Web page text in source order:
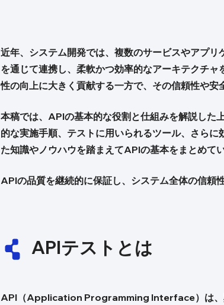
近年、システム開発では、複数のサービスやア
を通じて連携し、柔軟かつ効率的なアーキテクチ
性の向上に大きく貢献する一方で、その信頼性や安
本稿では、APIの基本的な役割と仕組みを解説した
的な実施手順、テストに用いられるツール、さら
た知識やノウハウを踏まえてAPIの基本をまとめてい
APIの品質を継続的に保証し、システム全体の信頼
APIテストとは
API（Application Programming Interface）は、